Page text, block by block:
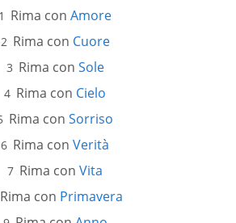
Rima con Amore
Rima con Cuore
Rima con Sole
Rima con Cielo
Rima con Sorriso
Rima con Verità
Rima con Vita
Rima con Primavera